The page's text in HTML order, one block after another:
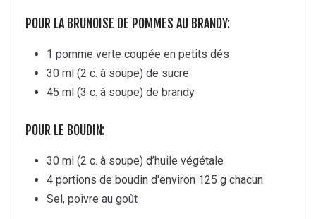
POUR LA BRUNOISE DE POMMES AU BRANDY:
1 pomme verte coupée en petits dés
30 ml (2 c. à soupe) de sucre
45 ml (3 c. à soupe) de brandy
POUR LE BOUDIN:
30 ml (2 c. à soupe) d’huile végétale
4 portions de boudin d'environ 125 g chacun
Sel, poivre au goût